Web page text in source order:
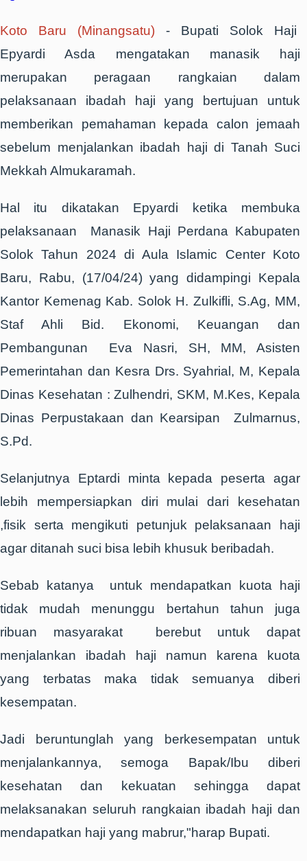
Koto Baru (Minangsatu) - Bupati Solok Haji
Epyardi Asda mengatakan manasik haji
merupakan peragaan rangkaian dalam
pelaksanaan ibadah haji yang bertujuan untuk
memberikan pemahaman kepada calon jemaah
sebelum menjalankan ibadah haji di Tanah Suci
Mekkah Almukaramah.
Hal itu dikatakan Epyardi ketika membuka
pelaksanaan Manasik Haji Perdana Kabupaten
Solok Tahun 2024 di Aula Islamic Center Koto
Baru, Rabu, (17/04/24) yang didampingi Kepala
Kantor Kemenag Kab. Solok H. Zulkifli, S.Ag, MM,
Staf Ahli Bid. Ekonomi, Keuangan dan
Pembangunan Eva Nasri, SH, MM, Asisten
Pemerintahan dan Kesra Drs. Syahrial, M, Kepala
Dinas Kesehatan : Zulhendri, SKM, M.Kes, Kepala
Dinas Perpustakaan dan Kearsipan Zulmarnus,
S.Pd.
Selanjutnya Eptardi minta kepada peserta agar
lebih mempersiapkan diri mulai dari kesehatan
,fisik serta mengikuti petunjuk pelaksanaan haji
agar ditanah suci bisa lebih khusuk beribadah.
Sebab katanya untuk mendapatkan kuota haji
tidak mudah menunggu bertahun tahun juga
ribuan masyarakat berebut untuk dapat
menjalankan ibadah haji namun karena kuota
yang terbatas maka tidak semuanya diberi
kesempatan.
Jadi beruntunglah yang berkesempatan untuk
menjalankannya, semoga Bapak/Ibu diberi
kesehatan dan kekuatan sehingga dapat
melaksanakan seluruh rangkaian ibadah haji dan
mendapatkan haji yang mabrur,"harap Bupati.